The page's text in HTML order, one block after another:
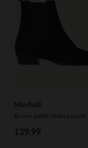
Manfield
Bruine suède chelsea boots
139.99